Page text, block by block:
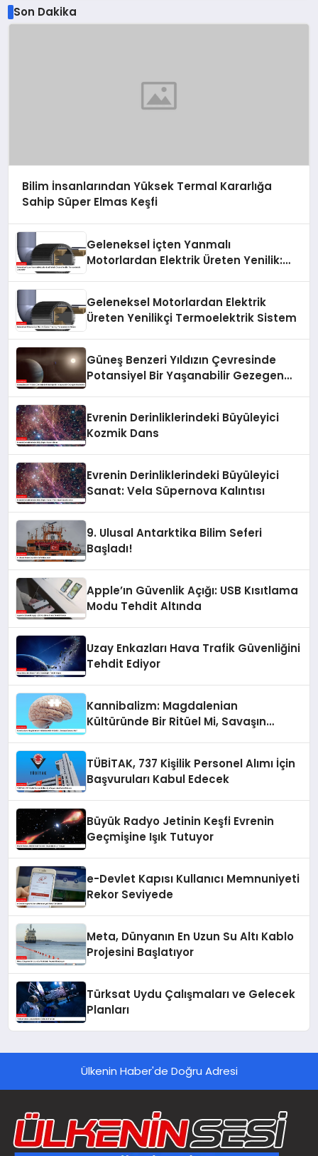
Son Dakika
Bilim İnsanlarından Yüksek Termal Kararlığa
Sahip Süper Elmas Keşfi
Geleneksel İçten Yanmalı
Motorlardan Elektrik Üreten Yenilik:
Geleneksel Motorlardan Elektrik
Üreten Yenilikçi Termoelektrik Sistem
Güneş Benzeri Yıldızın Çevresinde
Potansiyel Bir Yaşanabilir Gezegen
Evrenin Derinliklerindeki Büyüleyici
Kozmik Dans
Evrenin Derinliklerindeki Büyüleyici
Sanat: Vela Süpernova Kalıntısı
9. Ulusal Antarktika Bilim Seferi
Başladı!
Apple’ın Güvenlik Açığı: USB Kısıtlama
Modu Tehdit Altında
Uzay Enkazları Hava Trafik Güvenliğini
Tehdit Ediyor
Kannibalizm: Magdalenian
Kültüründe Bir Ritüel Mi, Savaşın
TÜBİTAK, 737 Kişilik Personel Alımı İçin
Başvuruları Kabul Edecek
Büyük Radyo Jetinin Keşfi Evrenin
Geçmişine Işık Tutuyor
e-Devlet Kapısı Kullanıcı Memnuniyeti
Rekor Seviyede
Meta, Dünyanın En Uzun Su Altı Kablo
Projesini Başlatıyor
Türksat Uydu Çalışmaları ve Gelecek
Planları
Ülkenin Haber'de Doğru Adresi